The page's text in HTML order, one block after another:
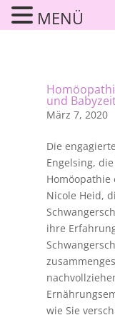
und
März 7, 2020
Die
Engelsing,
Homöopathie
Nicole Heid,
ihre
wie Sie
MENÜ